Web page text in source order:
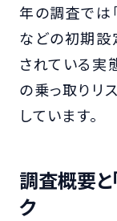
年の調査では
などの初期設
されている実
の乗っ取りリ
しています。
調査概要と
ク